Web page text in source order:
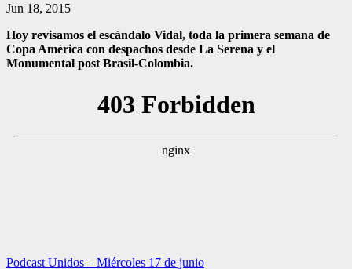
Jun 18, 2015
Hoy revisamos el escándalo Vidal, toda la primera semana de
Copa América con despachos desde La Serena y el
Monumental post Brasil-Colombia.
Podcast Unidos – Miércoles 17 de junio